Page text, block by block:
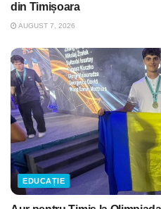
din Timișoara
AUGUST 7, 2026
EDUCAȚIE